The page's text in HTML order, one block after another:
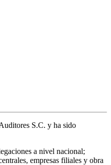
S.C. y ha sido
a nivel nacional;
empresas filiales y obra